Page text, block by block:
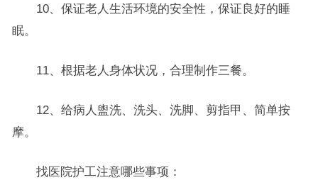
10、保证老人生活环境的安全性，保证良好的睡
眠。
11、根据老人身体状况，合理制作三餐。
12、给病人盥洗、洗头、洗脚、剪指甲、简单按
摩。
找医院护工注意哪些事项：